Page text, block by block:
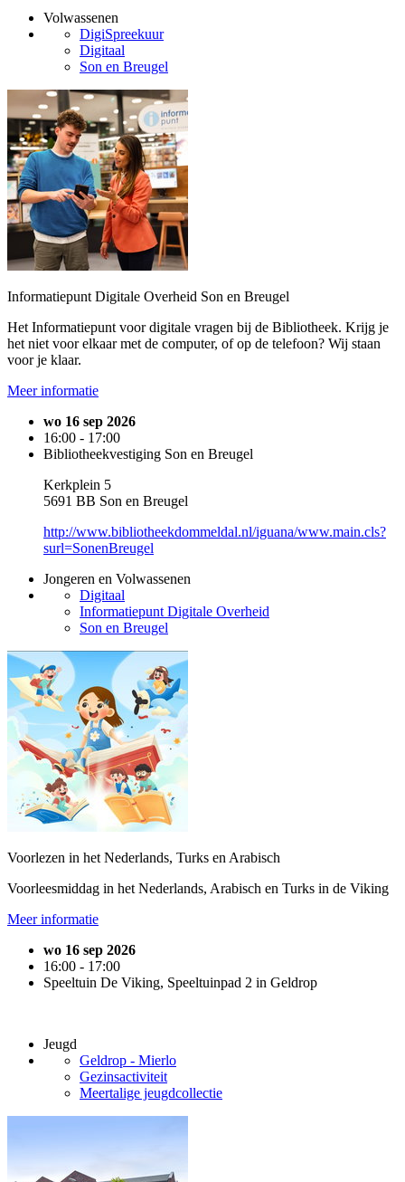
Volwassenen
DigiSpreekuur
Digitaal
Son en Breugel
Informatiepunt Digitale Overheid Son en Breugel
Het Informatiepunt voor digitale vragen bij de Bibliotheek. Krijg je
het niet voor elkaar met de computer, of op de telefoon? Wij staan
voor je klaar.
Meer informatie
wo 16 sep 2026
16:00 - 17:00
Bibliotheekvestiging Son en Breugel
Kerkplein 5
5691 BB Son en Breugel
http://www.bibliotheekdommeldal.nl/iguana/www.main.cls?
surl=SonenBreugel
Jongeren en Volwassenen
Digitaal
Informatiepunt Digitale Overheid
Son en Breugel
Voorlezen in het Nederlands, Turks en Arabisch
Voorleesmiddag in het Nederlands, Arabisch en Turks in de Viking
Meer informatie
wo 16 sep 2026
16:00 - 17:00
Speeltuin De Viking, Speeltuinpad 2 in Geldrop
Jeugd
Geldrop - Mierlo
Gezinsactiviteit
Meertalige jeugdcollectie